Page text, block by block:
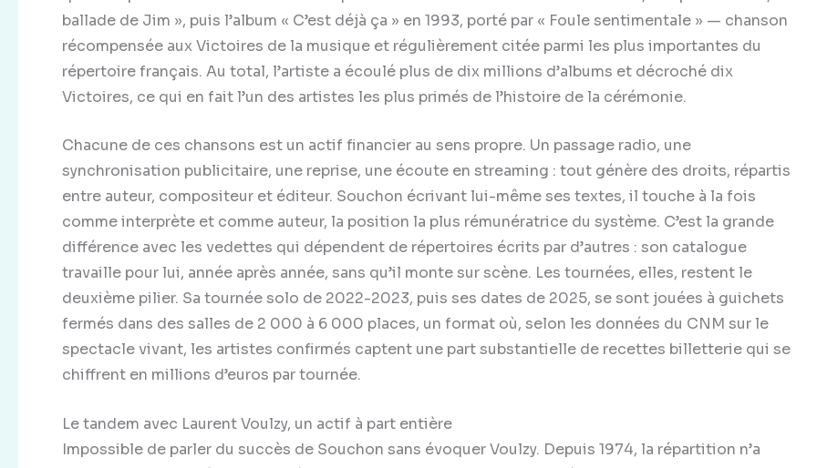
ballade de Jim », puis l’album « C’est déjà ça » en 1993, porté par « Foule sentimentale » — chanson
récompensée aux Victoires de la musique et régulièrement citée parmi les plus importantes du
répertoire français. Au total, l’artiste a écoulé plus de dix millions d’albums et décroché dix
Victoires, ce qui en fait l’un des artistes les plus primés de l’histoire de la cérémonie.
Chacune de ces chansons est un actif financier au sens propre. Un passage radio, une
synchronisation publicitaire, une reprise, une écoute en streaming : tout génère des droits, répartis
entre auteur, compositeur et éditeur. Souchon écrivant lui-même ses textes, il touche à la fois
comme interprète et comme auteur, la position la plus rémunératrice du système. C’est la grande
différence avec les vedettes qui dépendent de répertoires écrits par d’autres : son catalogue
travaille pour lui, année après année, sans qu’il monte sur scène. Les tournées, elles, restent le
deuxième pilier. Sa tournée solo de 2022-2023, puis ses dates de 2025, se sont jouées à guichets
fermés dans des salles de 2 000 à 6 000 places, un format où, selon les données du CNM sur le
spectacle vivant, les artistes confirmés captent une part substantielle de recettes billetterie qui se
chiffrent en millions d’euros par tournée.
Le tandem avec Laurent Voulzy, un actif à part entière
Impossible de parler du succès de Souchon sans évoquer Voulzy. Depuis 1974, la répartition n’a